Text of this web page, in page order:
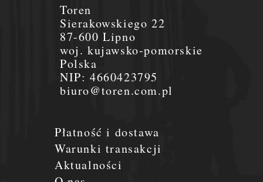
Płatność i dostawa
Warunki transakcji
Aktualności
Toren
Sierakowskiego 22
87-600 Lipno
woj. kujawsko-pomorskie
Polska
NIP:4660423795
biuro@toren.com.pl